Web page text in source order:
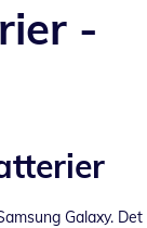
-
Galaxy.